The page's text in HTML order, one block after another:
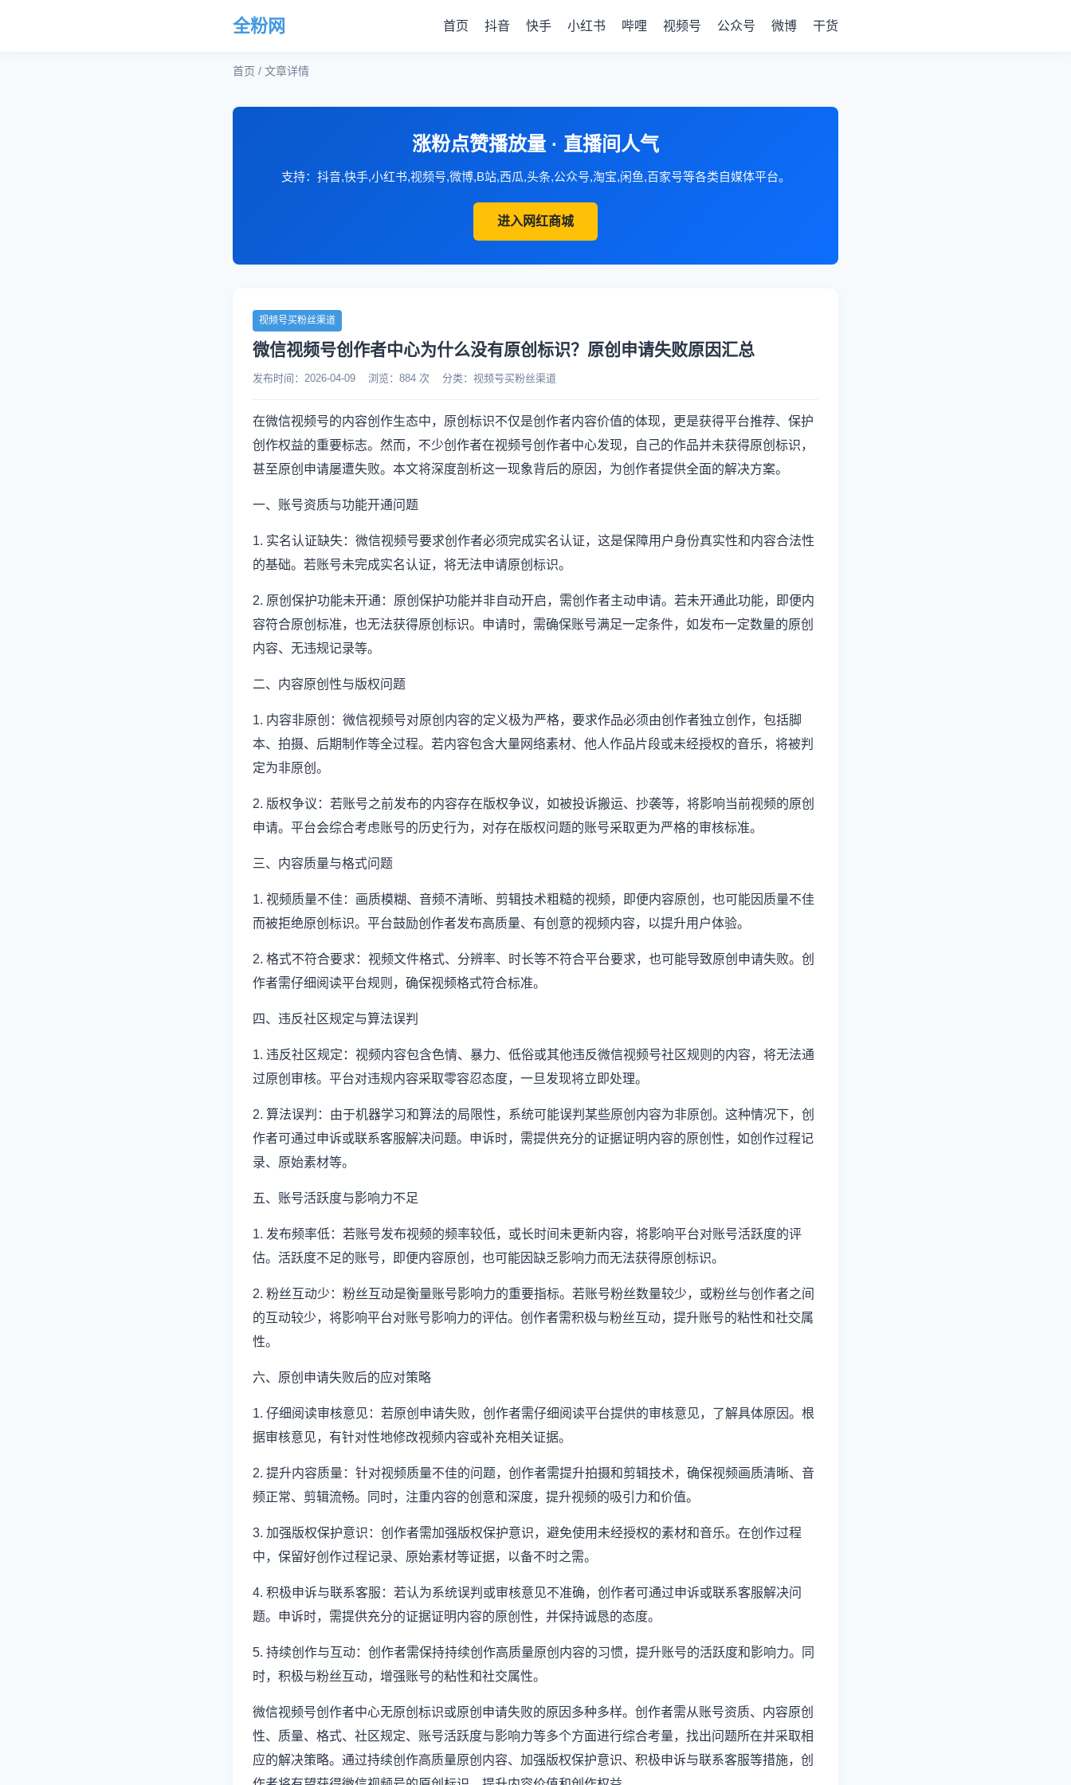
全粉网 首页 抖音 快手 小红书 哔哩 视频号 公众号 微博 干货
首页 / 文章详情
涨粉点赞播放量 · 直播间人气
支持：抖音,快手,小红书,视频号,微博,B站,西瓜,头条,公众号,淘宝,闲鱼,百家号等各类自媒体平台。
进入网红商城
视频号买粉丝渠道
微信视频号创作者中心为什么没有原创标识？原创申请失败原因汇总
发布时间：2026-04-09 浏览：884 次 分类：视频号买粉丝渠道
在微信视频号的内容创作生态中，原创标识不仅是创作者内容价值的体现，更是获得平台推荐、保护
创作权益的重要标志。然而，不少创作者在视频号创作者中心发现，自己的作品并未获得原创标识，
甚至原创申请屡遭失败。本文将深度剖析这一现象背后的原因，为创作者提供全面的解决方案。
一、账号资质与功能开通问题
1. 实名认证缺失：微信视频号要求创作者必须完成实名认证，这是保障用户身份真实性和内容合法性
的基础。若账号未完成实名认证，将无法申请原创标识。
2. 原创保护功能未开通：原创保护功能并非自动开启，需创作者主动申请。若未开通此功能，即便内
容符合原创标准，也无法获得原创标识。申请时，需确保账号满足一定条件，如发布一定数量的原创
内容、无违规记录等。
二、内容原创性与版权问题
1. 内容非原创：微信视频号对原创内容的定义极为严格，要求作品必须由创作者独立创作，包括脚
本、拍摄、后期制作等全过程。若内容包含大量网络素材、他人作品片段或未经授权的音乐，将被判
定为非原创。
2. 版权争议：若账号之前发布的内容存在版权争议，如被投诉搬运、抄袭等，将影响当前视频的原创
申请。平台会综合考虑账号的历史行为，对存在版权问题的账号采取更为严格的审核标准。
三、内容质量与格式问题
1. 视频质量不佳：画质模糊、音频不清晰、剪辑技术粗糙的视频，即便内容原创，也可能因质量不佳
而被拒绝原创标识。平台鼓励创作者发布高质量、有创意的视频内容，以提升用户体验。
2. 格式不符合要求：视频文件格式、分辨率、时长等不符合平台要求，也可能导致原创申请失败。创
作者需仔细阅读平台规则，确保视频格式符合标准。
四、违反社区规定与算法误判
1. 违反社区规定：视频内容包含色情、暴力、低俗或其他违反微信视频号社区规则的内容，将无法通
过原创审核。平台对违规内容采取零容忍态度，一旦发现将立即处理。
2. 算法误判：由于机器学习和算法的局限性，系统可能误判某些原创内容为非原创。这种情况下，创
作者可通过申诉或联系客服解决问题。申诉时，需提供充分的证据证明内容的原创性，如创作过程记
录、原始素材等。
五、账号活跃度与影响力不足
1. 发布频率低：若账号发布视频的频率较低，或长时间未更新内容，将影响平台对账号活跃度的评
估。活跃度不足的账号，即便内容原创，也可能因缺乏影响力而无法获得原创标识。
2. 粉丝互动少：粉丝互动是衡量账号影响力的重要指标。若账号粉丝数量较少，或粉丝与创作者之间
的互动较少，将影响平台对账号影响力的评估。创作者需积极与粉丝互动，提升账号的粘性和社交属
性。
六、原创申请失败后的应对策略
1. 仔细阅读审核意见：若原创申请失败，创作者需仔细阅读平台提供的审核意见，了解具体原因。根
据审核意见，有针对性地修改视频内容或补充相关证据。
2. 提升内容质量：针对视频质量不佳的问题，创作者需提升拍摄和剪辑技术，确保视频画质清晰、音
频正常、剪辑流畅。同时，注重内容的创意和深度，提升视频的吸引力和价值。
3. 加强版权保护意识：创作者需加强版权保护意识，避免使用未经授权的素材和音乐。在创作过程
中，保留好创作过程记录、原始素材等证据，以备不时之需。
4. 积极申诉与联系客服：若认为系统误判或审核意见不准确，创作者可通过申诉或联系客服解决问
题。申诉时，需提供充分的证据证明内容的原创性，并保持诚恳的态度。
5. 持续创作与互动：创作者需保持持续创作高质量原创内容的习惯，提升账号的活跃度和影响力。同
时，积极与粉丝互动，增强账号的粘性和社交属性。
微信视频号创作者中心无原创标识或原创申请失败的原因多种多样。创作者需从账号资质、内容原创
性、质量、格式、社区规定、账号活跃度与影响力等多个方面进行综合考量，找出问题所在并采取相
应的解决策略。通过持续创作高质量原创内容、加强版权保护意识、积极申诉与联系客服等措施，创